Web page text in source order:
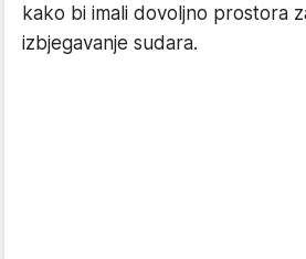
kako bi imali dovoljno prostora
izbjegavanje sudara.